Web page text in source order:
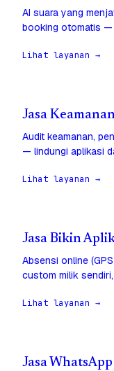
AI suara yang
booking otomatis —
Lihat layanan →
Jasa
Audit keamanan,
— lindungi aplikasi
Lihat layanan →
Jasa Bikin
Absensi online
custom milik
Lihat layanan →
Jasa